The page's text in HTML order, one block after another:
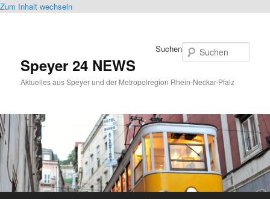
Zum Inhalt wechseln
Speyer 24 NEWS
Aktuelles aus Speyer und der Metropolregion Rhein-Neckar-Pfalz
Suchen